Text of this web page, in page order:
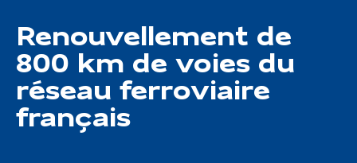
Renouvellement de
800 km de voies du
réseau ferroviaire
français